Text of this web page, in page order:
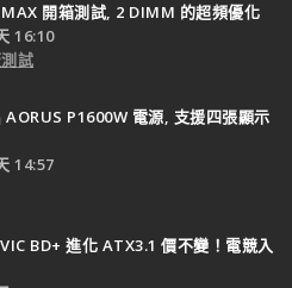
開箱測試, 2 DIMM 的超頻優化
16:10
試
AORUS P1600W 電源, 支援四張顯示
14:57
BD+ 進化 ATX3.1 價不變！電競入